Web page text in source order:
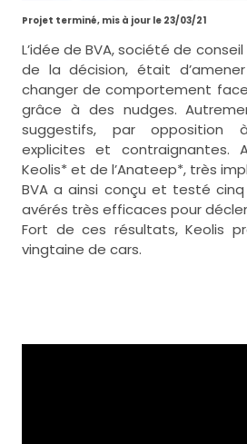
Projet terminé, mis à jour le 23/03/21
L’idée de BVA, société de
de la décision, était
changer de comportement
grâce à des nudges.
suggestifs, par opposition
explicites et contraignantes.
Keolis* et de l’Anateep*, très
BVA a ainsi conçu et testé
avérés très efficaces pour
Fort de ces résultats, Keolis
vingtaine de cars.